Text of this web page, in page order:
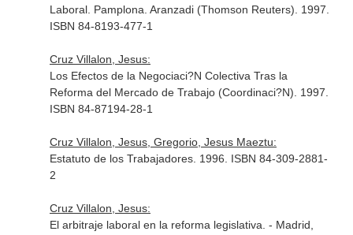
Laboral. Pamplona. Aranzadi (Thomson Reuters). 1997.
ISBN 84-8193-477-1
Cruz Villalon, Jesus:
Los Efectos de la Negociaci?N Colectiva Tras la
Reforma del Mercado de Trabajo (Coordinaci?N). 1997.
ISBN 84-87194-28-1
Cruz Villalon, Jesus, Gregorio, Jesus Maeztu:
Estatuto de los Trabajadores. 1996. ISBN 84-309-2881-
2
Cruz Villalon, Jesus:
El arbitraje laboral en la reforma legislativa. - Madrid,